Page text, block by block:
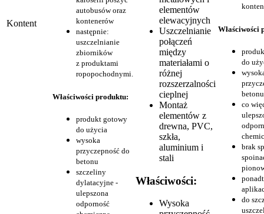
Kontent
autobusów oraz
kontenerów
następnie:
uszczelnianie
zbiorników
z produktami
ropopochodnymi.
Właściwości produktu:
produkt gotowy
do użycia
wysoka
przyczepność do
betonu
szczeliny
dylatacyjne -
ulepszona
odporność
elementów
elewacyjnych
Uszczelnianie
połączeń
między
materiałami o
różnej
rozszerzalności
cieplnej
Montaż
elementów z
drewna, PVC,
szkła,
aluminium i
stali
Właściwości:
Wysoka
Właściwości
do
betonu
co
brak
do